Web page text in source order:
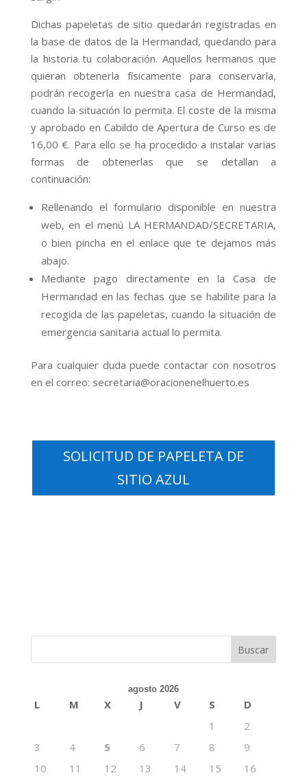
Dichas papeletas de sitio quedarán registradas en
la base de datos de la Hermandad, quedando para
la historia tu colaboración. Aquellos hermanos que
quieran obtenerla físicamente para conservarla,
podrán recogerla en nuestra casa de Hermandad,
cuando la situación lo permita. El coste de la misma
y aprobado en Cabildo de Apertura de Curso es de
16,00 €. Para ello se ha procedido a instalar varias
formas de obtenerlas que se detallan a
continuación:
Rellenando el formulario disponible en nuestra
web, en el menú LA HERMANDAD/SECRETARIA,
o bien pincha en el enlace que te dejamos más
abajo.
Mediante pago directamente en la Casa de
Hermandad en las fechas que se habilite para la
recogida de las papeletas, cuando la situación de
emergencia sanitaria actual lo permita.
Para cualquier duda puede contactar con nosotros
en el correo: secretaria@oracionenelhuerto.es
SOLICITUD DE PAPELETA DE
SITIO AZUL
agosto 2026
L M X J V S
D
1
2
3
4 5 6 7 8
9
10
11 12 13 14 15
16